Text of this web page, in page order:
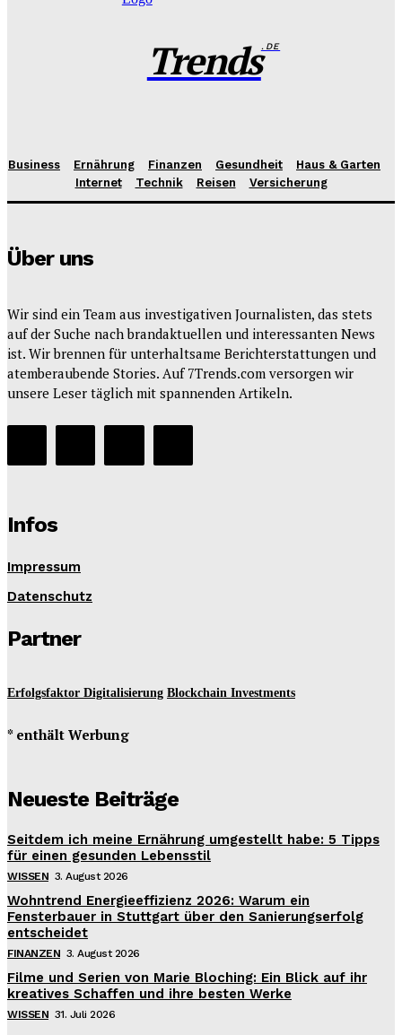
Trends.DE
Business Ernährung Finanzen Gesundheit
Haus & Garten
Internet
Technik Reisen Versicherung
Über uns
Wir sind ein Team aus investigativen Journalisten, das stets
auf der Suche nach brandaktuellen und interessanten News
ist. Wir brennen für unterhaltsame Berichterstattungen und
atemberaubende Stories. Auf 7Trends.com versorgen wir
unsere Leser täglich mit spannenden Artikeln.
Infos
Impressum
Datenschutz
Partner
Erfolgsfaktor Digitalisierung Blockchain Investments
* enthält Werbung
Neueste Beiträge
Seitdem ich meine Ernährung umgestellt habe: 5 Tipps
für einen gesunden Lebensstil
WISSEN 3. August 2026
Wohntrend Energieeffizienz 2026: Warum ein
Fensterbauer in Stuttgart über den Sanierungserfolg
entscheidet
FINANZEN 3. August 2026
Filme und Serien von Marie Bloching: Ein Blick auf ihr
kreatives Schaffen und ihre besten Werke
WISSEN 31. Juli 2026